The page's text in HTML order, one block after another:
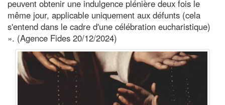
peuvent obtenir une indulgence plénière deux fois le
même jour, applicable uniquement aux défunts (cela
s'entend dans le cadre d'une célébration eucharistique)
». (Agence Fides 20/12/2024)